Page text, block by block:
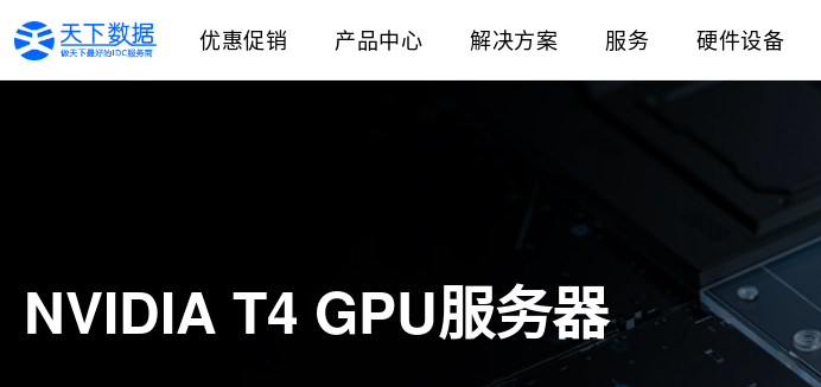
优惠促销 产品中心 解决方案 服务 硬件设备
NVIDIA T4 GPU服务器